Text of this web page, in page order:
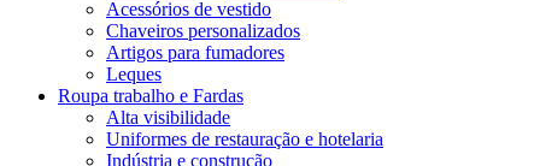
Acessórios de vestido
Chaveiros personalizados
Artigos para fumadores
Leques
Roupa trabalho e Fardas
Alta visibilidade
Uniformes de restauração e hotelaria
Indústria e construção